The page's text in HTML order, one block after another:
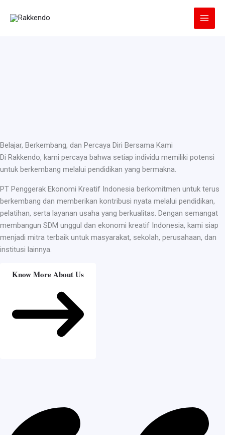
Belajar, Berkembang, dan Percaya Diri Bersama Kami
Di Rakkendo, kami percaya bahwa setiap individu memiliki potensi
untuk berkembang melalui pendidikan yang bermakna.
PT Penggerak Ekonomi Kreatif Indonesia berkomitmen untuk terus
berkembang dan memberikan kontribusi nyata melalui pendidikan,
pelatihan, serta layanan usaha yang berkualitas. Dengan semangat
membangun SDM unggul dan ekonomi kreatif Indonesia, kami siap
menjadi mitra terbaik untuk masyarakat, sekolah, perusahaan, dan
institusi lainnya.
Know More About Us